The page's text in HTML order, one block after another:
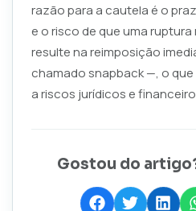
razão para a cautela é o
e o risco de que uma
resulte na reimposição
chamado snapback —, o
a riscos jurídicos e
Gostou do